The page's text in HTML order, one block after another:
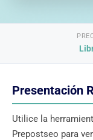
Presentación
Utilice la
Prepostseo para